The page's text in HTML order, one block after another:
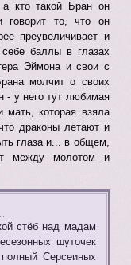
кто такой Бран он
говорит то, что он
преувеличивает и
себе баллы в глазах
Эймона и свои с
молчит о своих
- у него тут любимая
мать, которая взяла
драконы летают и
глаза и... в общем,
между молотом и
стёб над мадам
шуточек
Серсеиных